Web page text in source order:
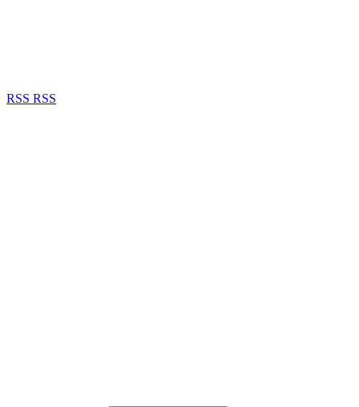
RSS RSS